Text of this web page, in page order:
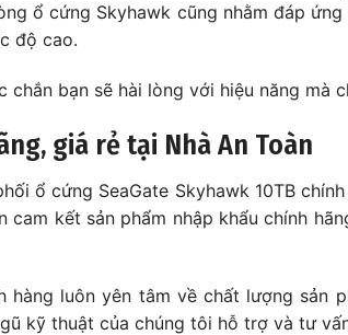
ổ cứng Skyhawk cũng nhằm đáp
độ cao.
chắn bạn sẽ hài lòng với hiệu năng mà
giá rẻ tại Nhà An Toàn
ổ cứng SeaGate Skyhawk 10TB
cam kết sản phẩm nhập khẩu chính
hàng luôn yên tâm về chất lượng sản
kỹ thuật của chúng tôi hỗ trợ và tư